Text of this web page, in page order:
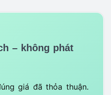
– không phát
giá đã thỏa thuận.